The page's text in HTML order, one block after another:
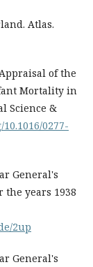
Atlas.
of the
Mortality in
Science &
0277-
General's
years 1938
2up
General's